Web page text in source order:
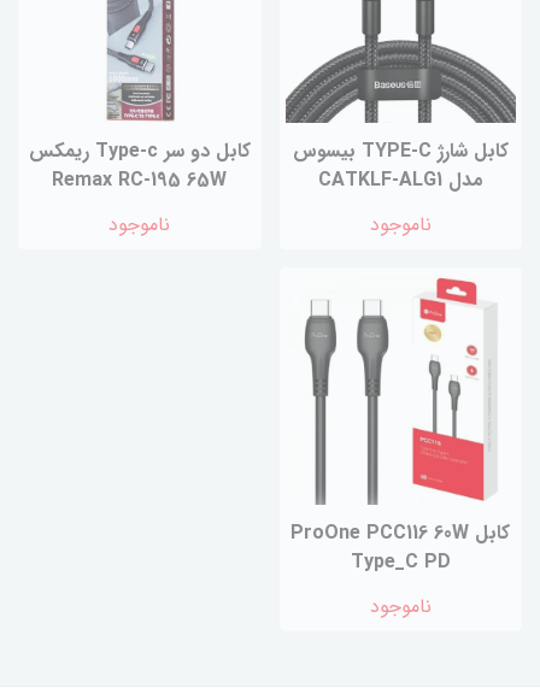
کابل شارژ TYPE-C بیسوس
مدل CATKLF-ALG1
ناموجود
کابل دو سر Type-c ریمکس
Remax RC-195 65W
ناموجود
کابل ProOne PCC116 60W
Type_C PD
ناموجود